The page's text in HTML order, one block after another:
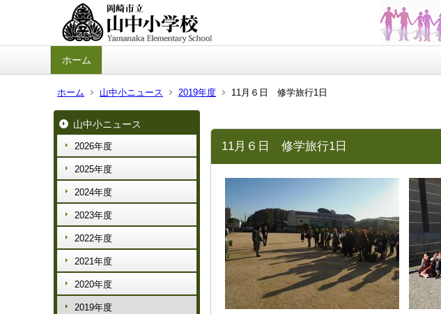
ホーム
ホーム 山中小ニュース 2019年度 11月６日 修学旅行1日
山中小ニュース
2026年度
2025年度
2024年度
2023年度
2022年度
2021年度
2020年度
2019年度
11月６日 修学旅行1日